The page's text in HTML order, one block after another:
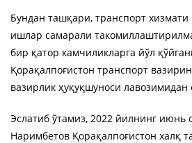
Бундан ташқари, транспорт
ишлар самарали
бир қатор камчиликларга йўл
Қорақалпоғистон транспорт
вазирлик ҳуқуқшуноси лавозимидан
Эслатиб ўтамиз, 2022 йилнинг июнь
Наримбетов Қорақалпоғистон халқ